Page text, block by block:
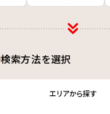
検索方法を選択
エリアから探す